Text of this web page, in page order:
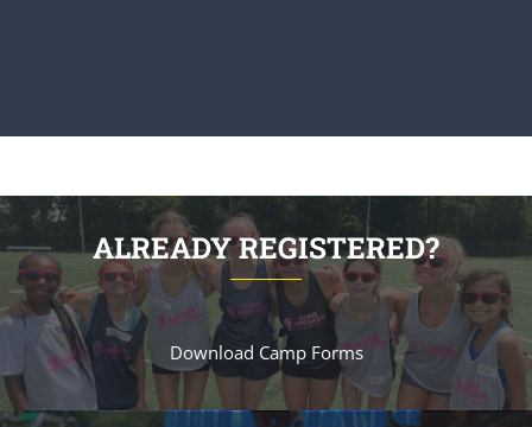
ALREADY REGISTERED?
Download Camp Forms